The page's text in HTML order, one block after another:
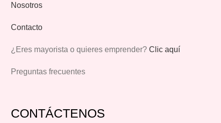
Nosotros
Contacto
¿Eres mayorista o quieres emprender?Clic aquí
Preguntas frecuentes
CONTÁCTENOS